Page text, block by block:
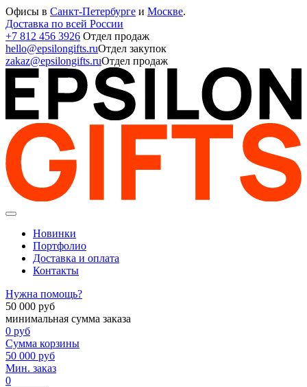
Офисы в Санкт-Петербурге и Москве.
Доставка по всей России
+7 812 456 3926 Отдел продаж
hello@epsilongifts.ruОтдел закупок
zakaz@epsilongifts.ruОтдел продаж
Новинки
Портфолио
Доставка и оплата
Контакты
Нужна помощь?
50 000 руб
минимальная сумма заказа
0 руб
Сумма корзины
50 000 руб
Мин. заказ
0